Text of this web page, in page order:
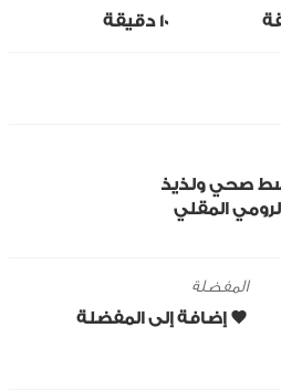
10 ‎دقيقة
صحي ولذيذ
المقلي
المفضلة